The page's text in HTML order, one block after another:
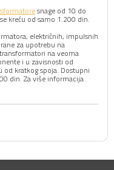
snage od 10 do
kreću od samo 1.200 din.
električnih, impulsnih
za upotrebu na
na veoma
i u zavisnosti od
kratkog spoja. Dostupni
din. Za više informacija